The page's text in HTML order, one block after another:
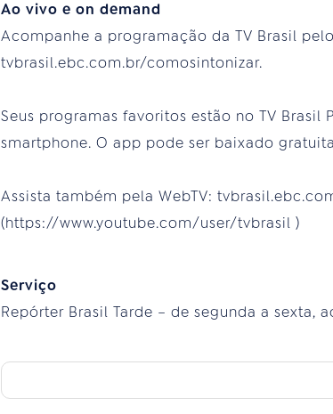
Ao vivo e on demand
Acompanhe a programação da TV Brasil
tvbrasil.ebc.com.br/comosintonizar.
Seus programas favoritos estão no TV
smartphone. O app pode ser baixado
Assista também pela WebTV:
(https://www.youtube.com/user/tvbrasil )
Serviço
Repórter Brasil Tarde – de segunda a sexta,